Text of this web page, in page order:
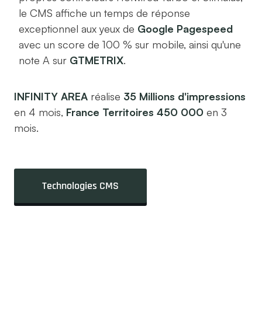
le CMS affiche un temps de réponse
exceptionnel aux yeux de Google Pagespeed
avec un score de 100 % sur mobile, ainsi qu'une
note A sur GTMETRIX.
INFINITY AREA réalise 35 Millions d'impressions
en 4 mois, France Territoires 450 000 en 3
mois.
Technologies CMS